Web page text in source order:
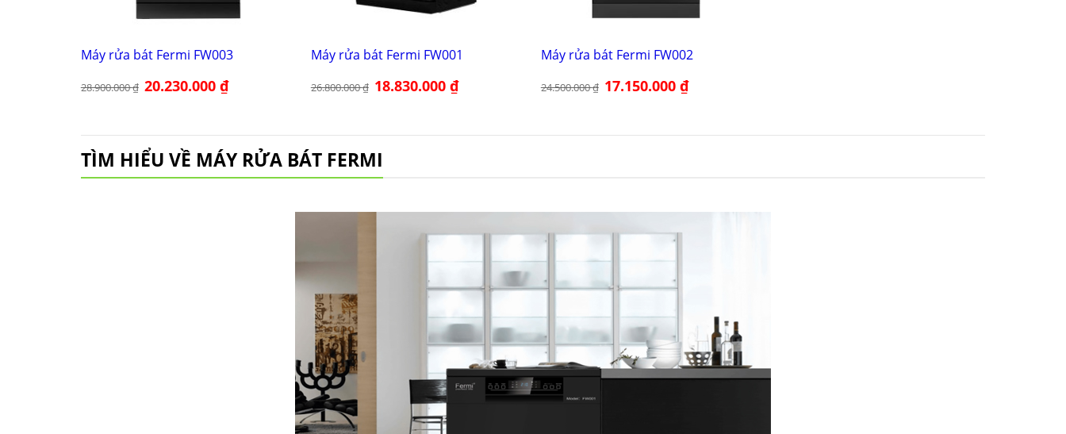
Máy rửa bát Fermi FW003
28.900.000₫ Giá
gốc
20.230.000 ₫Giá
Máy rửa bát Fermi FW001
26.800.000₫ Giá
gốc
18.830.000 ₫Giá
Máy rửa bát Fermi FW002
24.500.000₫ Giá
gốc
17.150.000 ₫Giá
TÌM HIỂU VỀ MÁY RỬA BÁT FERMI